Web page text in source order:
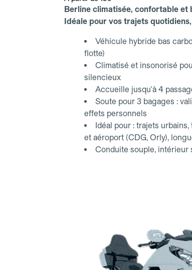
Berline climatisée, confortable et
Idéale pour vos trajets
Véhicule hybride bas
flotte)
Climatisé et insonorisé
silencieux
Accueille jusqu'à 4
Soute pour 3 bagages :
effets personnels
Idéal pour : trajets
et aéroport (CDG, Orly),
Conduite souple, intérieur